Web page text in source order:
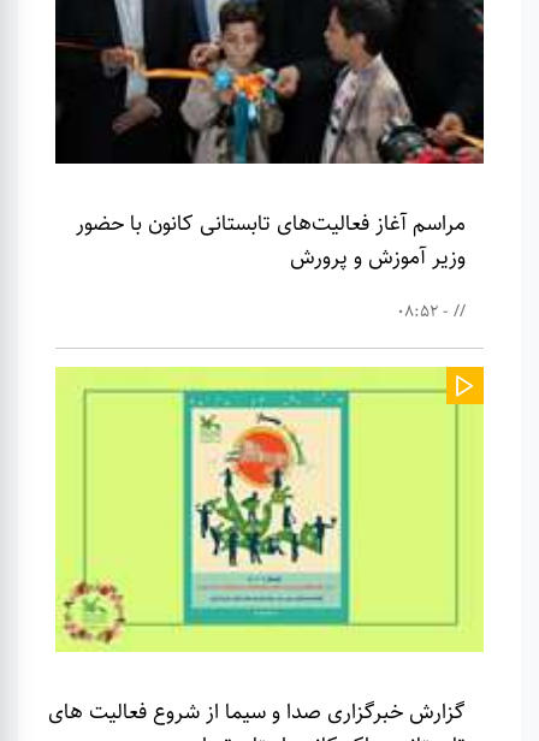
مراسم آغاز فعالیت‌های تابستانی کانون با حضور
وزیر آموزش و پرورش
// - 08:52
گزارش خبرگزاری صدا و سیما از شروع فعالیت های